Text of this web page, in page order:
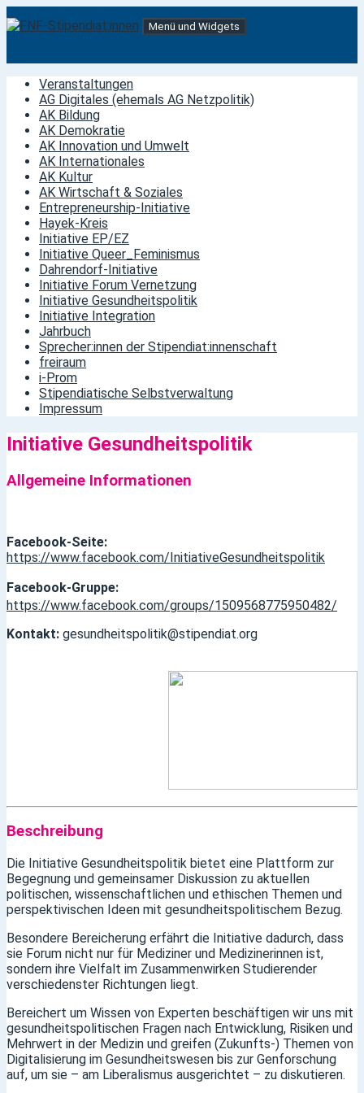
zum
Menü und Widgets
Veranstaltungen
AG Digitales (ehemals AG Netzpolitik)
AK Bildung
AK Demokratie
AK Innovation und Umwelt
AK Internationales
AK Kultur
AK Wirtschaft & Soziales
Entrepreneurship-Initiative
Hayek-Kreis
Initiative EP/EZ
Initiative Queer_Feminismus
Dahrendorf-Initiative
Initiative Forum Vernetzung
Initiative Gesundheitspolitik
Initiative Integration
Jahrbuch
Sprecher:innen der Stipendiat:innenschaft
freiraum
i-Prom
Stipendiatische Selbstverwaltung
Impressum
Initiative Gesundheitspolitik
Allgemeine Informationen
Facebook-Seite:
https://www.facebook.com/InitiativeGesundheitspolitik
Facebook-Gruppe:
https://www.facebook.com/groups/1509568775950482/
Kontakt: gesundheitspolitik@stipendiat.org
Beschreibung
Die Initiative Gesundheitspolitik bietet eine Plattform zur
Begegnung und gemeinsamer Diskussion zu aktuellen
politischen, wissenschaftlichen und ethischen Themen und
perspektivischen Ideen mit gesundheitspolitischem Bezug.
Besondere Bereicherung erfährt die Initiative dadurch, dass
sie Forum nicht nur für Mediziner und Medizinerinnen ist,
sondern ihre Vielfalt im Zusammenwirken Studierender
verschiedenster Richtungen liegt.
Bereichert um Wissen von Experten beschäftigen wir uns mit
gesundheitspolitischen Fragen nach Entwicklung, Risiken und
Mehrwert in der Medizin und greifen (Zukunfts-) Themen von
Digitalisierung im Gesundheitswesen bis zur Genforschung
auf, um sie – am Liberalismus ausgerichtet – zu diskutieren.